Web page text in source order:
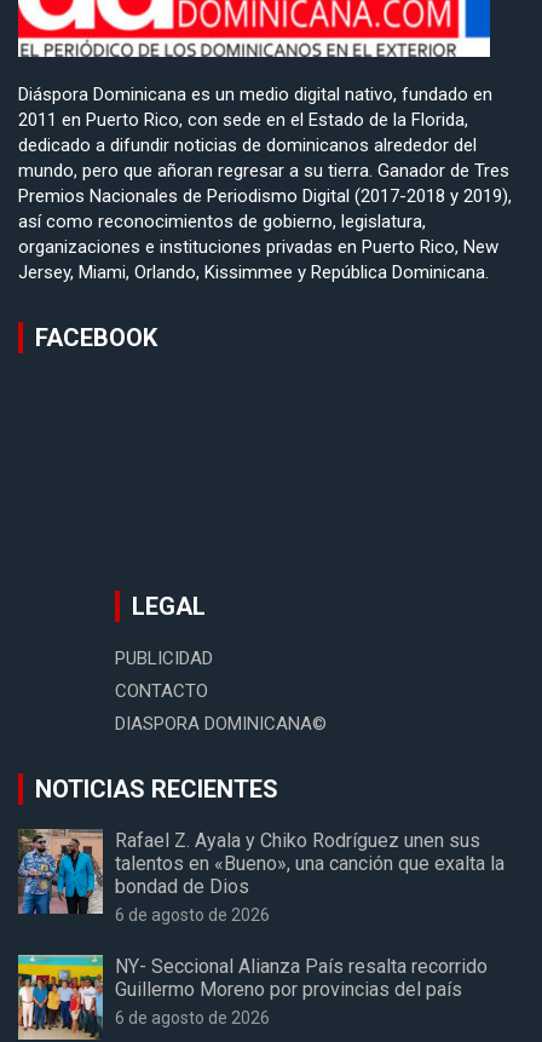
Diáspora Dominicana es un medio digital nativo, fundado en
2011 en Puerto Rico, con sede en el Estado de la Florida,
dedicado a difundir noticias de dominicanos alrededor del
mundo, pero que añoran regresar a su tierra. Ganador de Tres
Premios Nacionales de Periodismo Digital (2017-2018 y 2019),
así como reconocimientos de gobierno, legislatura,
organizaciones e instituciones privadas en Puerto Rico, New
Jersey, Miami, Orlando, Kissimmee y República Dominicana.
FACEBOOK
LEGAL
PUBLICIDAD
CONTACTO
DIASPORA DOMINICANA©
NOTICIAS RECIENTES
Rafael Z. Ayala y Chiko Rodríguez unen sus
talentos en «Bueno», una canción que exalta la
bondad de Dios
6 de agosto de 2026
NY- Seccional Alianza País resalta recorrido
Guillermo Moreno por provincias del país
6 de agosto de 2026